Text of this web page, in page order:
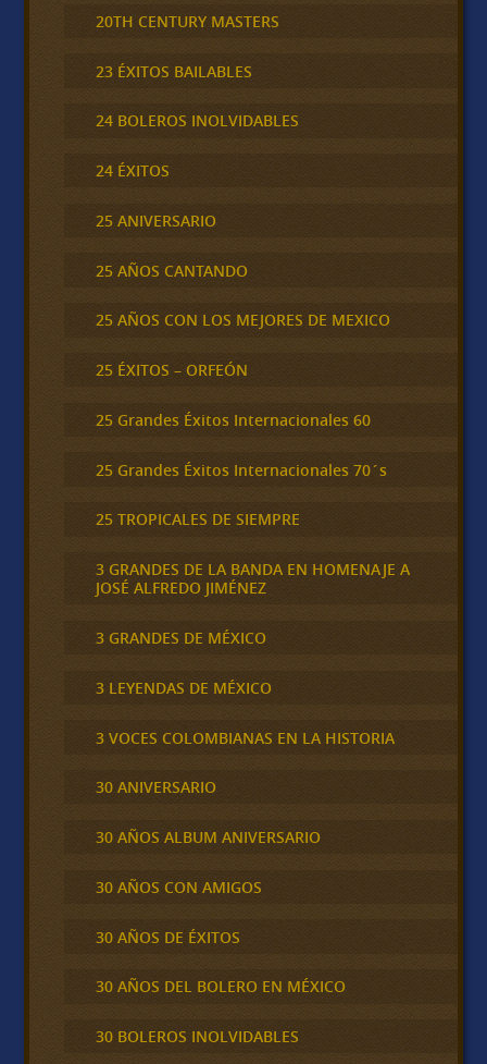
20TH CENTURY MASTERS
23 ÉXITOS BAILABLES
24 BOLEROS INOLVIDABLES
24 ÉXITOS
25 ANIVERSARIO
25 AÑOS CANTANDO
25 AÑOS CON LOS MEJORES DE MEXICO
25 ÉXITOS – ORFEÓN
25 Grandes Éxitos Internacionales 60
25 Grandes Éxitos Internacionales 70´s
25 TROPICALES DE SIEMPRE
3 GRANDES DE LA BANDA EN HOMENAJE A
JOSÉ ALFREDO JIMÉNEZ
3 GRANDES DE MÉXICO
3 LEYENDAS DE MÉXICO
3 VOCES COLOMBIANAS EN LA HISTORIA
30 ANIVERSARIO
30 AÑOS ALBUM ANIVERSARIO
30 AÑOS CON AMIGOS
30 AÑOS DE ÉXITOS
30 AÑOS DEL BOLERO EN MÉXICO
30 BOLEROS INOLVIDABLES